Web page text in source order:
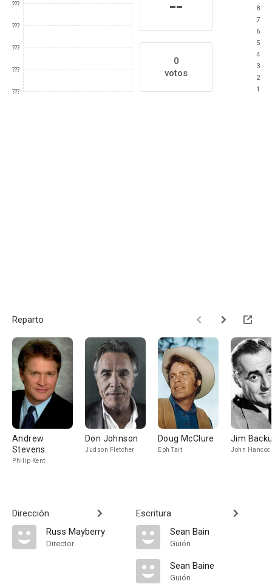
???
???
???
???
???
--
0
votos
8
7
6
5
4
3
2
1
Reparto
Andrew
Stevens
Philip Kent
Don Johnson
Judson Fletcher
Doug McClure
Eph Tait
Jim
John
Dirección
Russ Mayberry
Director
Escritura
Sean Bain
Guión
Sean Baine
Guión